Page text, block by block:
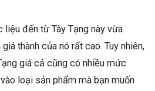
đến từ Tây Tạng này vừa
giá thành của nó rất cao. Tuy nhiên,
giá cả cũng có nhiều mức
loại sản phẩm mà bạn muốn